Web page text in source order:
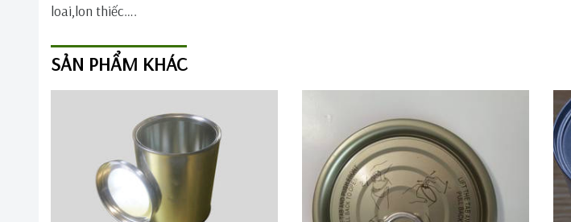
loai,lon thiếc….
SẢN PHẨM KHÁC